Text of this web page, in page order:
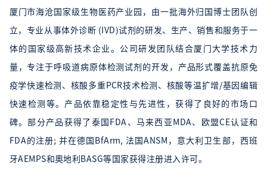
厦门市海沧国家级生物医药产业园，由一批海外归国博士团队创
立，专业从事体外诊断 (IVD)试剂的研发、生产、销售和服务于一
体的国家级高新技术企业。公司研发团队结合厦门大学技术力
量，专注于呼吸道病原体检测试剂的开发，产品形式覆盖抗原免
疫学快速检测、核酸多重PCR技术检测、核酸等温扩增/基因编辑
快速检测等。产品依靠稳定性与先进性，获得了良好的市场口
碑。部分产品获得了泰国FDA、马来西亚MDA、欧盟CE认证和
FDA的注册; 并在德国BfArm, 法国ANSM，意大利卫生部，西班
牙AEMPS和奧地利BASG等国家获得注册进入许可。